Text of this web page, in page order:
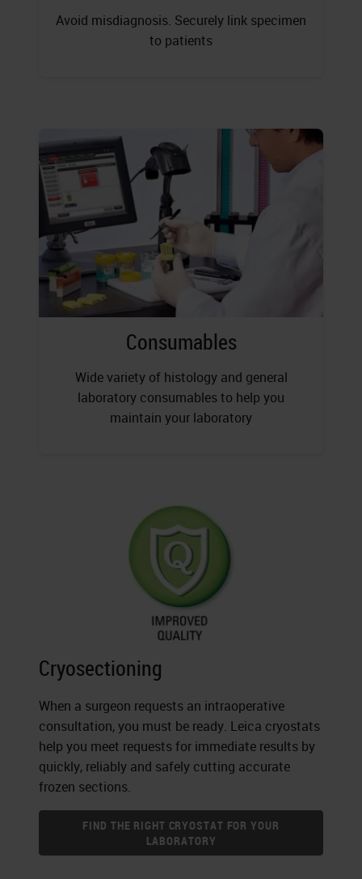
Avoid misdiagnosis. Securely link specimen
to patients
Consumables
Wide variety of histology and general
laboratory consumables to help you
maintain your laboratory
Cryosectioning
When a surgeon requests an intraoperative
consultation, you must be ready. Leica cryostats
help you meet requests for immediate results by
quickly, reliably and safely cutting accurate
frozen sections.
FIND THE RIGHT CRYOSTAT FOR YOUR
LABORATORY